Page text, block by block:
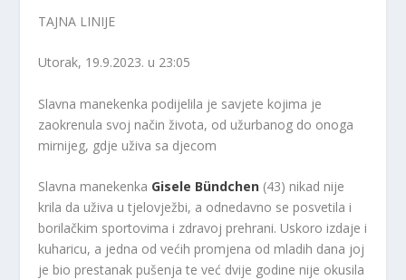
TAJNA LINIJE
Utorak, 19.9.2023. u 23:05
Slavna manekenka podijelila je savjete kojima je
zaokrenula svoj način života, od užurbanog do onoga
mirnijeg, gdje uživa sa djecom
Slavna manekenka Gisele Bündchen (43) nikad nije
krila da uživa u tjelovježbi, a odnedavno se posvetila i
borilačkim sportovima i zdravoj prehrani. Uskoro izdaje i
kuharicu, a jedna od većih promjena od mladih dana joj
je bio prestanak pušenja te već dvije godine nije okusila